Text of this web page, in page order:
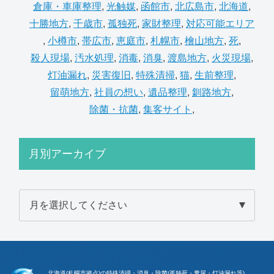
倉庫・車庫整理, 光触媒, 函館市, 北広島市, 北海道,
十勝地方, 千歳市, 孤独死, 家財整理, 対応可能エリア
, 小樽市, 帯広市, 恵庭市, 札幌市, 檜山地方, 死,
殺人現場, 汚水処理, 消毒, 消臭, 渡島地方, 火災現場,
灯油漏れ, 災害復旧 , 特殊清掃, 猫, 生前整理,
留萌地方, 社員の想い, 遺品整理, 釧路地方,
除菌・抗菌, 集客サイト ,
月別アーカイブ